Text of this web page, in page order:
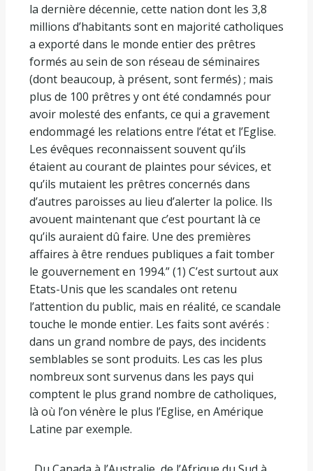
la dernière décennie, cette nation dont les 3,8
millions d’habitants sont en majorité catholiques
a exporté dans le monde entier des prêtres
formés au sein de son réseau de séminaires
(dont beaucoup, à présent, sont fermés) ; mais
plus de 100 prêtres y ont été condamnés pour
avoir molesté des enfants, ce qui a gravement
endommagé les relations entre l’état et l’Eglise.
Les évêques reconnaissent souvent qu’ils
étaient au courant de plaintes pour sévices, et
qu’ils mutaient les prêtres concernés dans
d’autres paroisses au lieu d’alerter la police. Ils
avouent maintenant que c’est pourtant là ce
qu’ils auraient dû faire. Une des premières
affaires à être rendues publiques a fait tomber
le gouvernement en 1994.” (1) C’est surtout aux
Etats-Unis que les scandales ont retenu
l’attention du public, mais en réalité, ce scandale
touche le monde entier. Les faits sont avérés :
dans un grand nombre de pays, des incidents
semblables se sont produits. Les cas les plus
nombreux sont survenus dans les pays qui
comptent le plus grand nombre de catholiques,
là où l’on vénère le plus l’Eglise, en Amérique
Latine par exemple.